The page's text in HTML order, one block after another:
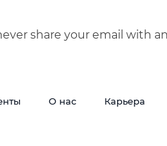
share your email with
О нас Карьера